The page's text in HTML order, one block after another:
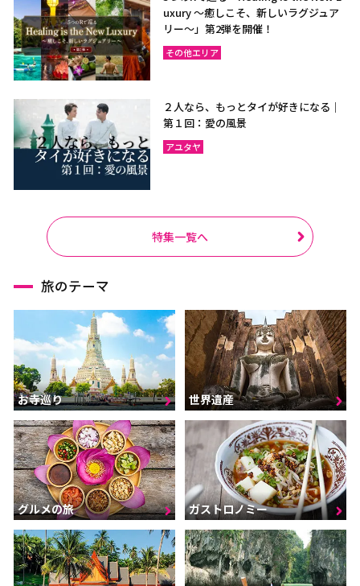
uxury ～癒しこそ、新しいラグジュア
リー〜」第2弾を開催！
その他エリア
２人なら、もっとタイが好きになる｜
第１回：愛の風景
アユタヤ
特集一覧へ
旅のテーマ
お寺巡り 世界遺産
グルメの旅 ガストロノミー